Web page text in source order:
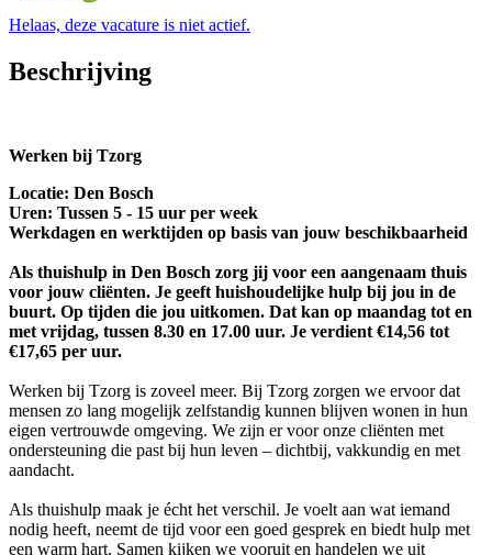
Helaas, deze vacature is niet actief.
Beschrijving
Werken bij Tzorg
Locatie: Den Bosch
Uren: Tussen 5 - 15 uur per week
Werkdagen en werktijden op basis van jouw beschikbaarheid
Als thuishulp in Den Bosch zorg jij voor een aangenaam thuis
voor jouw cliënten. Je geeft huishoudelijke hulp bij jou in de
buurt. Op tijden die jou uitkomen. Dat kan op maandag tot en
met vrijdag, tussen 8.30 en 17.00 uur. Je verdient €14,56 tot
€17,65 per uur.
Werken bij Tzorg is zoveel meer. Bij Tzorg zorgen we ervoor dat
mensen zo lang mogelijk zelfstandig kunnen blijven wonen in hun
eigen vertrouwde omgeving. We zijn er voor onze cliënten met
ondersteuning die past bij hun leven – dichtbij, vakkundig en met
aandacht.
Als thuishulp maak je écht het verschil. Je voelt aan wat iemand
nodig heeft, neemt de tijd voor een goed gesprek en biedt hulp met
een warm hart. Samen kijken we vooruit en handelen we uit